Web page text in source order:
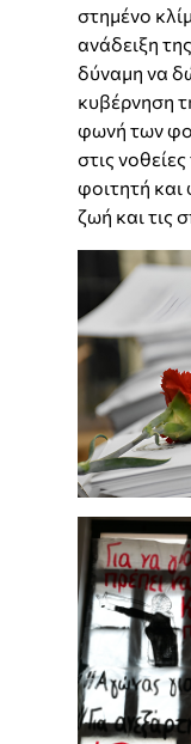
στημένο
ανάδειξη
δύναμη να
κυβέρνηση
φωνή των
στις
φοιτητή και
ζωή και τις